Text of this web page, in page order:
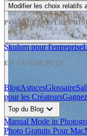
Modifier les choix relatifs
POUR LES
Skulum pour l'entreprise
EN SAVOIR PLUS
BlogAstucesGlossaire
pour les Créateurs
Top du Blog expand_more
Manual Mode in
Photo Gratuits Pour Mac